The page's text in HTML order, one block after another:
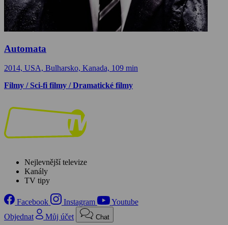
Automata
2014, USA, Bulharsko, Kanada, 109 min
Filmy / Sci-fi filmy / Dramatické filmy
Nejlevnější televize
Kanály
TV tipy
Facebook Instagram
Youtube
Objednat
Můj účet Chat